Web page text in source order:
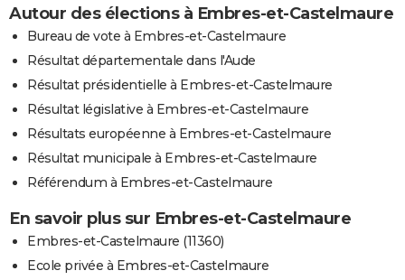
Autour des élections à Embres-et-Castelmaure
Bureau de vote à Embres-et-Castelmaure
Résultat départementale dans l'Aude
Résultat présidentielle à Embres-et-Castelmaure
Résultat législative à Embres-et-Castelmaure
Résultats européenne à Embres-et-Castelmaure
Résultat municipale à Embres-et-Castelmaure
Référendum à Embres-et-Castelmaure
En savoir plus sur Embres-et-Castelmaure
Embres-et-Castelmaure (11360)
Ecole privée à Embres-et-Castelmaure